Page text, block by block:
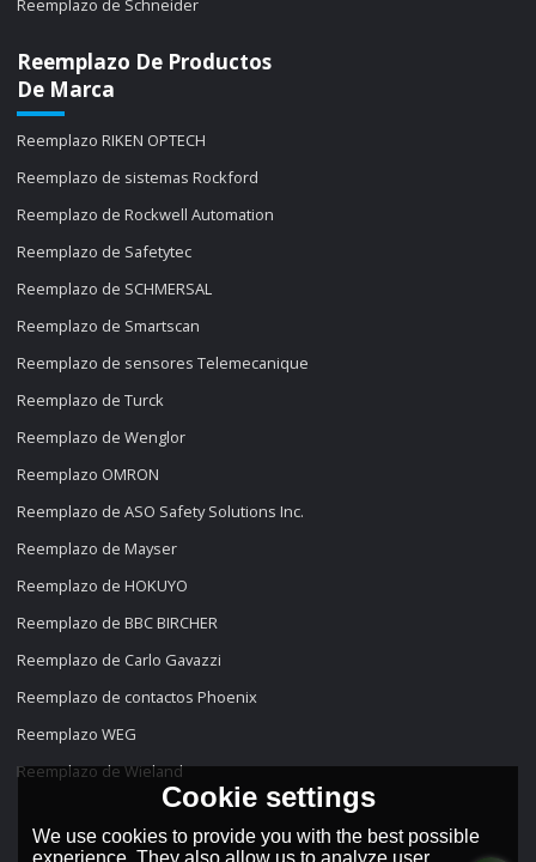
Reemplazo de Schneider
Reemplazo De Productos
De Marca
Reemplazo RIKEN OPTECH
Reemplazo de sistemas Rockford
Reemplazo de Rockwell Automation
Reemplazo de Safetytec
Reemplazo de SCHMERSAL
Reemplazo de Smartscan
Reemplazo de sensores Telemecanique
Reemplazo de Turck
Reemplazo de Wenglor
Reemplazo OMRON
Reemplazo de ASO Safety Solutions Inc.
Reemplazo de Mayser
Reemplazo de HOKUYO
Reemplazo de BBC BIRCHER
Reemplazo de Carlo Gavazzi
Reemplazo de contactos Phoenix
Reemplazo WEG
Reemplazo de Wieland
Cookie settings
We use cookies to provide you with the best possible
experience. They also allow us to analyze user